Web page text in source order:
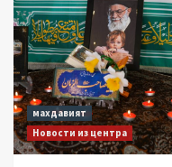
махдавият
Новости из центра